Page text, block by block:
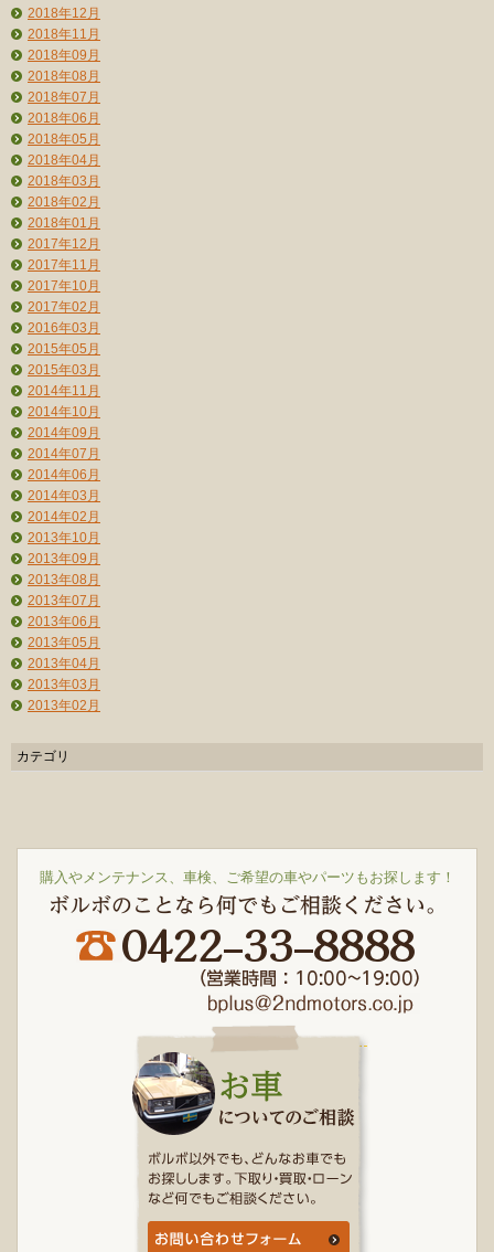
2018年12月
2018年11月
2018年09月
2018年08月
2018年07月
2018年06月
2018年05月
2018年04月
2018年03月
2018年02月
2018年01月
2017年12月
2017年11月
2017年10月
2017年02月
2016年03月
2015年05月
2015年03月
2014年11月
2014年10月
2014年09月
2014年07月
2014年06月
2014年03月
2014年02月
2013年10月
2013年09月
2013年08月
2013年07月
2013年06月
2013年05月
2013年04月
2013年03月
2013年02月
カテゴリ
購入やメンテナンス、車検、ご希望の車やパーツもお探します！
ボルボのことなら何でもご相談ください。